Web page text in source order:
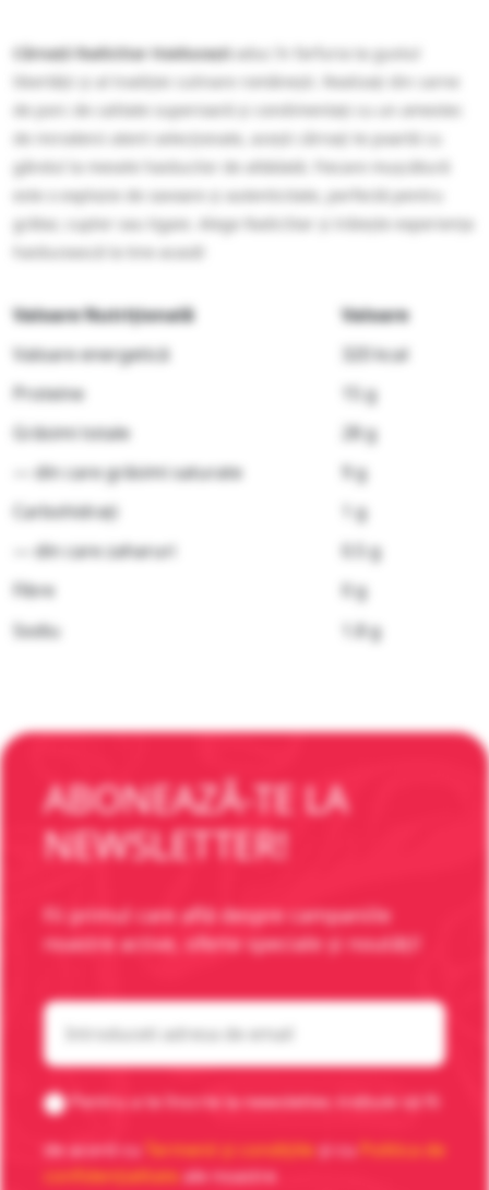
Cârnații RadicStar Haiducești
aduc în farfuria ta gustul
libertății și al tradiției culinare românești. Realizați din carne
de porc de calitate superioară și condimentați cu un amestec
de mirodenii atent selecționate, acești cârnați te poartă cu
gândul la mesele haiducilor de altădată. Fiecare mușcătură
este o explozie de savoare și autenticitate, perfectă pentru
grătar, cuptor sau tigaie. Alege RadicStar și trăiește experiența
haiducească la tine acasă!
Valoare Nutrițională
Valoare
Valoare energetică
320 kcal
Proteine
15 g
Grăsimi totale
28 g
— din care grăsimi saturate
9 g
Carbohidrați
1 g
— din care zaharuri
0.5 g
Fibre
0 g
Sodiu
1.8 g
ABONEAZĂ-TE LA
NEWSLETTER!
Fii primul care află despre campaniile
noastre active, oferte speciale și noutăți!
Pentru a te înscrie la newsletter, trebuie să fii
de acord cu
Termenii și condițiileși cu
Politica de
confidențialitateale noastre